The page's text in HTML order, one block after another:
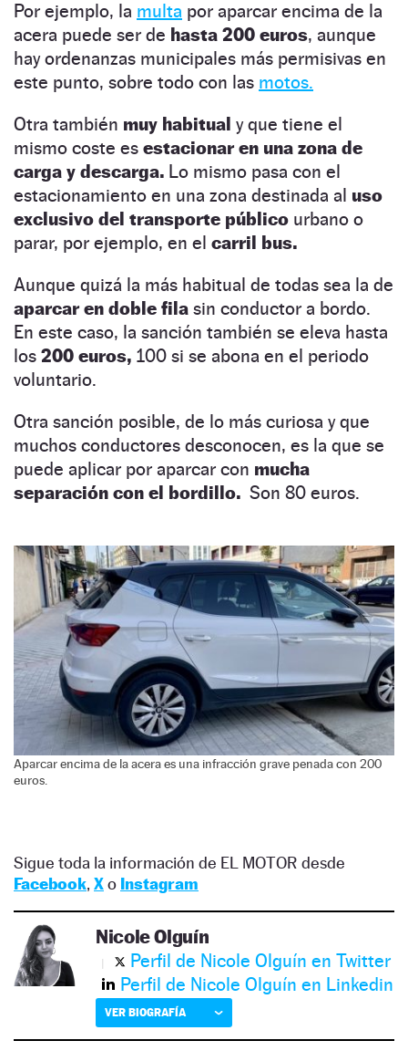
Por ejemplo, la multa por aparcar encima de la
acera puede ser de hasta 200 euros, aunque
hay ordenanzas municipales más permisivas en
este punto, sobre todo con las motos.
Otra también muy habitual y que tiene el
mismo coste es estacionar en una zona de
carga y descarga. Lo mismo pasa con el
estacionamiento en una zona destinada al uso
exclusivo del transporte público urbano o
parar, por ejemplo, en el carril bus.
Aunque quizá la más habitual de todas sea la de
aparcar en doble fila sin conductor a bordo.
En este caso, la sanción también se eleva hasta
los 200 euros, 100 si se abona en el periodo
voluntario.
Otra sanción posible, de lo más curiosa y que
muchos conductores desconocen, es la que se
puede aplicar por aparcar con mucha
separación con el bordillo. Son 80 euros.
Aparcar encima de la acera es una infracción grave penada con 200
euros.
Sigue toda la información de EL MOTOR desde
Facebook, Xo Instagram
Nicole Olguín
Perfil de Nicole Olguín en Twitter
Perfil de Nicole Olguín en Linkedin
VER BIOGRAFÍA